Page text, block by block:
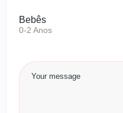
Bebês
0-2 Anos